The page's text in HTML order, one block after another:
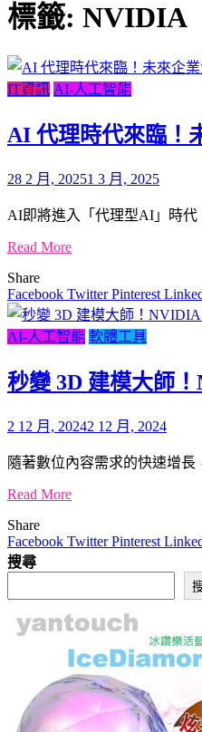
標籤: NVIDIA
IT資訊 AI-人工智能
AI 代理時代來臨！
28 2 月, 20251 3 月, 2025
AI即將進入「代理型AI」時代
Read More
Share
Facebook TwitterPinterest
AI-人工智能 軟體工具
秒變 3D 建模大師
2 12 月, 20242 12 月, 2024
隨著數位內容需求的快速增
Read More
Share
Facebook TwitterPinterest
搜尋